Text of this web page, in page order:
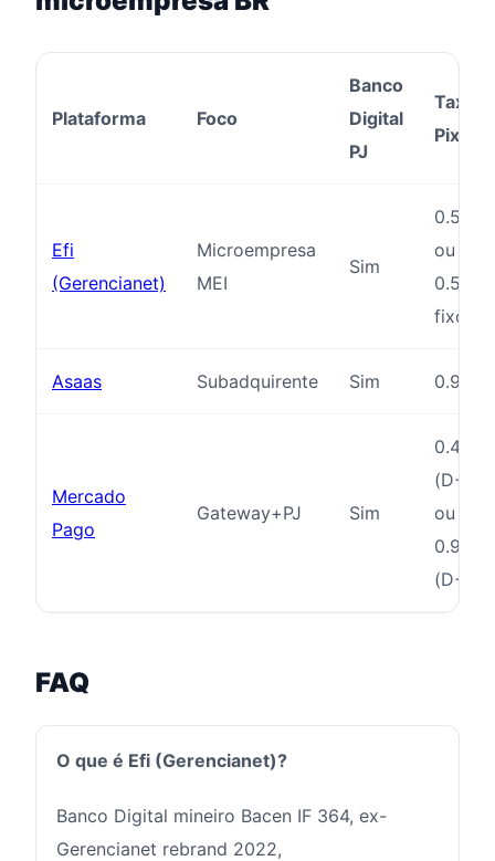
Plataforma Foco
Banco
Digital
PJ
Taxa
Pix
Efi
(Gerencianet)
Microempresa
MEI
Sim
0.50%
ou R$
0.50
fixo
Asaas Subadquirente Sim 0.99%
Mercado
Pago
Gateway+PJ Sim
0.49%
(D+0)
ou
0.99%
(D+14)
FAQ
O que é Efi (Gerencianet)?
Banco Digital mineiro Bacen IF 364, ex-
Gerencianet rebrand 2022,